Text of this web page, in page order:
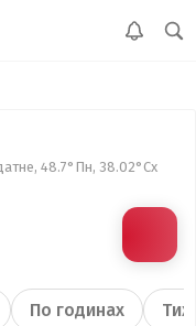
48.7°Пн, 38.02°Сх
По годинах